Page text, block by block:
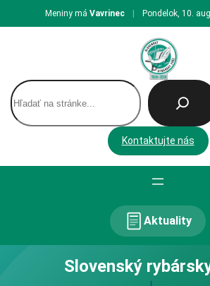
na
Meniny má Vavrinec Pondelok, 10.
H
ľ
a
Kontaktujte nás
Aktuality
Slovenský